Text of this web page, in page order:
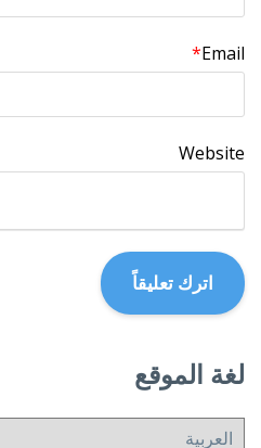
Email
*
Website
لغة الموقع